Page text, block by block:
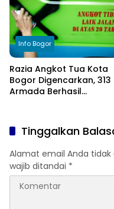
Info Bogor
Razia Angkot Tua Kota
Bogor Digencarkan, 313
Armada Berhasil
Tinggalkan
Alamat email Anda tidak
wajib ditandai *